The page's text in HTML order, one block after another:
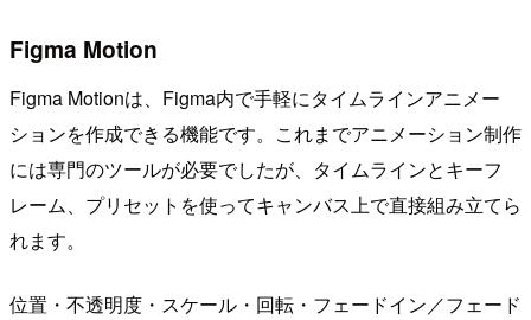
Figma Motion
Figma Motionは、Figma内で手軽にタイムラインアニメー
ションを作成できる機能です。これまでアニメーション制作
には専門のツールが必要でしたが、タイムラインとキーフ
レーム、プリセットを使ってキャンバス上で直接組み立てら
れます。
位置・不透明度・スケール・回転・フェードイン／フェード